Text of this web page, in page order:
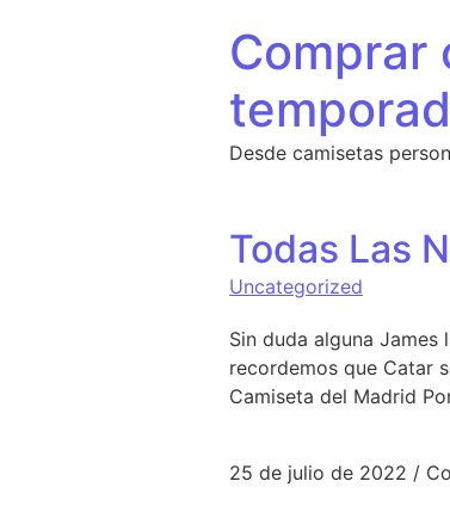
Comprar
Desde camisetas
Todas Las
Uncategorized
Sin duda alguna
recordemos que Catar
Camiseta del Madrid
25 de julio de 2022 /